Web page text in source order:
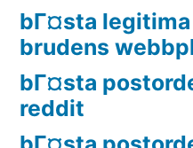
bГ¤sta
brudens
bГ¤sta
reddit